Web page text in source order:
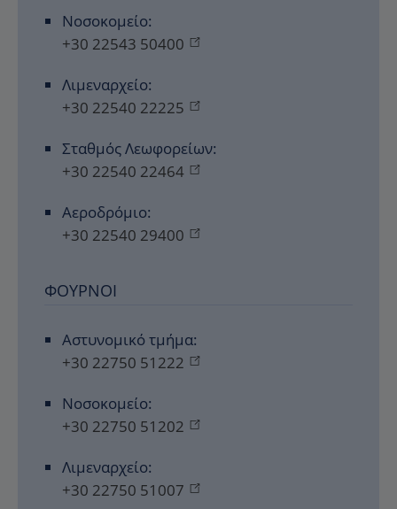
Νοσοκομείο:
+30 22543 50400
Λιμεναρχείο:
+30 22540 22225
Σταθμός Λεωφορείων:
+30 22540 22464
Αεροδρόμιο:
+30 22540 29400
ΦΟΎΡΝΟΙ
Αστυνομικό τμήμα:
+30 22750 51222
Νοσοκομείο:
+30 22750 51202
Λιμεναρχείο:
+30 22750 51007